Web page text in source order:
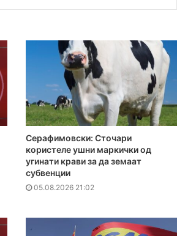
Серафимовски: Сточари
користеле ушни маркички од
угинати крави за да земаат
субвенции
05.08.2026 21:02